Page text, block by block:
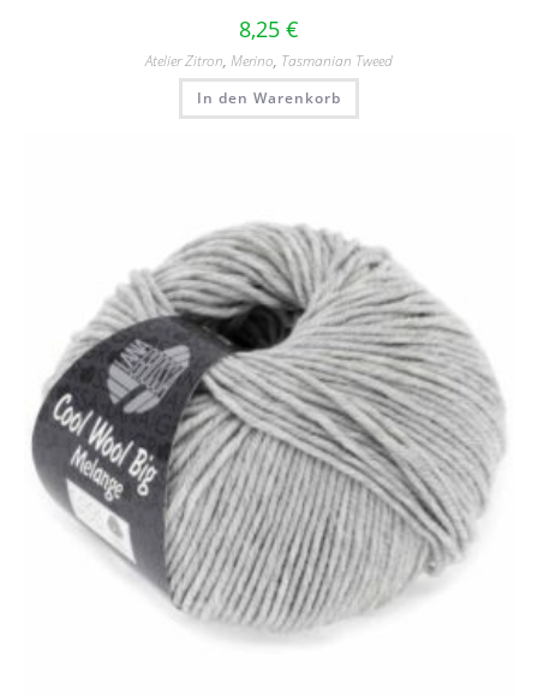
8,25 €
Atelier Zitron, Merino, Tasmanian Tweed
In den Warenkorb